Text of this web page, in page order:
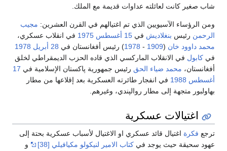
شاب صغير كانت لعائلته عداوات قديمة مع الملك.
ومن الرؤساء الآسيويين الذي تم اغتيالهم في القرن العشرين: مجيب
الرحمن رئيس بنغلاديش في 15 أغسطس 1975 في انقلاب عسكري،
محمد داوود خان (
1909
-
1978) رئيس أفغانستان في 28 أبريل
1978
في كابول في الانقلاب الماركسي الذي قاده الحزب الديمقراطي لخلق
أفغانستان، محمد ضياء الحق رئيس جمهورية پاكستان الإسلامية في 17
أغسطس 1988 في انفجار طائرته العسكرية بعد إقلاعها من مطار
بهاولبور متجهة إلى مطار روالپندي، وغيرهم.
اغتيالات عسكرية
ترجع فكرة اغتيال قائد عسكري او الاغتيال لأسباب عسكرية بحتة إلى
عهود سحيقة حيث يوجد في كتاب الامير لنيكولو مكيافيلي [38]
و